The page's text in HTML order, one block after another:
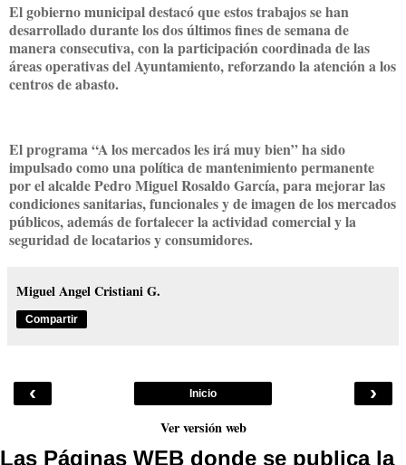
El gobierno municipal destacó que estos trabajos se han
desarrollado durante los dos últimos fines de semana de
manera consecutiva, con la participación coordinada de las
áreas operativas del Ayuntamiento, reforzando la atención a los
centros de abasto.
El programa “A los mercados les irá muy bien” ha sido
impulsado como una política de mantenimiento permanente
por el alcalde Pedro Miguel Rosaldo García, para mejorar las
condiciones sanitarias, funcionales y de imagen de los mercados
públicos, además de fortalecer la actividad comercial y la
seguridad de locatarios y consumidores.
Miguel Angel Cristiani G.
Compartir
‹ ›
Inicio
Ver versión web
Las Páginas WEB donde se publica la